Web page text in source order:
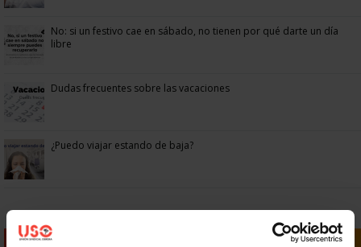
No: si un festivo cae en sábado, no tienen por qué darte un día
libre
Dudas frecuentes sobre las vacaciones
¿Puedo viajar estando de baja?